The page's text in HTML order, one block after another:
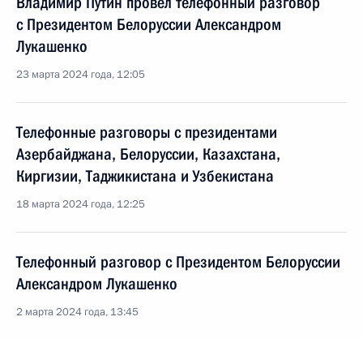
с Президентом Белоруссии Александром
Лукашенко
23 марта 2024 года, 12:05
Телефонные разговоры с президентами
Азербайджана, Белоруссии, Казахстана,
Киргизии, Таджикистана и Узбекистана
18 марта 2024 года, 12:25
Телефонный разговор с Президентом Белоруссии
Александром Лукашенко
2 марта 2024 года, 13:45